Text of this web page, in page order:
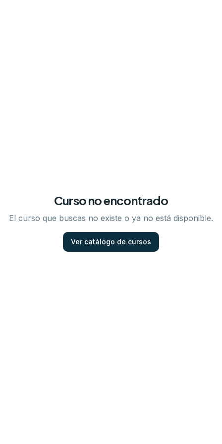
Curso no encontrado
El curso que buscas no existe o ya no está disponible.
Ver catálogo de cursos